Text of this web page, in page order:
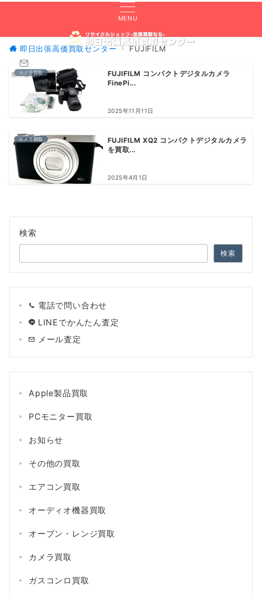
MENU
無料査定
即日出張高価買取センター FUJIFILM
カメラ買取
FUJIFILM コンパクトデジタルカメラ
FinePi...
2025年11月11日
カメラ買取
FUJIFILM XQ2 コンパクトデジタルカメラ
を買取...
2025年4月1日
検索
検索
電話で問い合わせ
LINEでかんたん査定
メール査定
Apple製品買取
PCモニター買取
お知らせ
その他の買取
エアコン買取
オーディオ機器買取
オーブン・レンジ買取
カメラ買取
ガスコンロ買取